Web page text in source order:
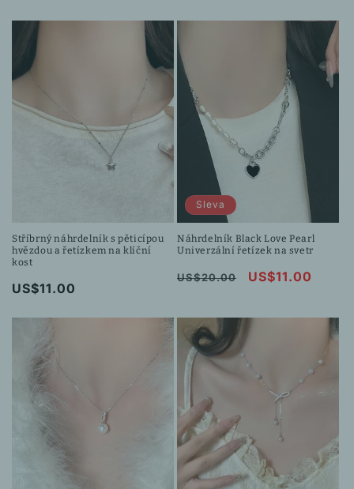
Stříbrný náhrdelník s pěticípou
hvězdou a řetízkem na klíční
kost
Běžná
US$11.00
Sleva
Náhrdelník Black Love Pearl
Univerzální řetízek na svetr
Běžná
US$20.00
Výprodejová
US$11.00